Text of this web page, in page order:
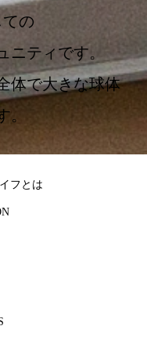
の
ニティです。
体で大きな球体
。
フとは